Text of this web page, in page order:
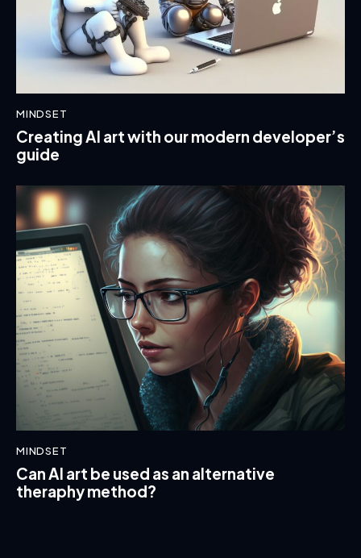
MINDSET
Creating AI art with our modern developer’s
guide
MINDSET
Can AI art be used as an alternative
theraphy method?